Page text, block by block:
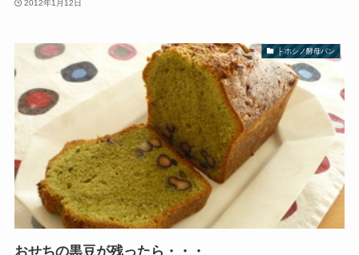
2012年1月12日
├ ホシノ酵母パン
おせちの黒豆が残ったら・・・